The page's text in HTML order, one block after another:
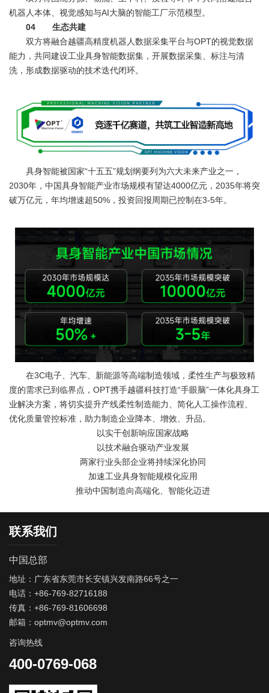
机器人本体、视觉感知与AI大脑的智能工厂示范模型。
04 生态共建
双方将融合越疆高精度机器人数据采集平台与OPT的视觉数据
能力，共同建设工业具身智能数据集，开展数据采集、标注与清
洗，形成数据驱动的技术迭代闭环。
具身智能被国家“十五五”规划纲要列为六大未来产业之一，
2030年，中国具身智能产业市场规模有望达4000亿元，2035年将突
破万亿元，年均增速超50%，投资回报周期已控制在3-5年。
在3C电子、汽车、新能源等高端制造领域，柔性生产与极致精
度的需求已到临界点，OPT携手越疆科技打造“手眼脑”一体化具身工
业解决方案，将切实提升产线柔性制造能力、简化人工操作流程、
优化质量管控标准，助力制造企业降本、增效、升品。
以实干创新响应国家战略
以技术融合驱动产业发展
两家行业头部企业将持续深化协同
加速工业具身智能规模化应用
推动中国制造向高端化、智能化迈进
联系我们
中国总部
地址：广东省东莞市长安镇兴发南路66号之一
电话：+86-769-82716188
传真：+86-769-81606698
邮箱：optmv@optmv.com
咨询热线
400-0769-068